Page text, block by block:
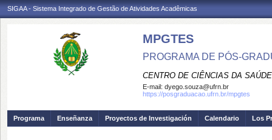
SIGAA - Sistema Integrado de Gestão de Atividades Acadêmicas
MPGTES
PROGRAMA DE PÓS-
CENTRO DE CIÊNCIAS DA SAÚDE
E-mail: dyego.souza@ufrn.br
https://posgraduacao.ufrn.br/mpgtes
Programa Enseñanza Proyectos de Investigación Calendario Los